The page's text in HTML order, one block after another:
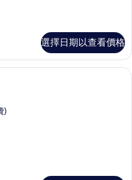
選擇日期以查看價格
時尚豪華雙人套房B | 1 間臥室、高級
)